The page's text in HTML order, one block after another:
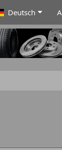
Deutsch